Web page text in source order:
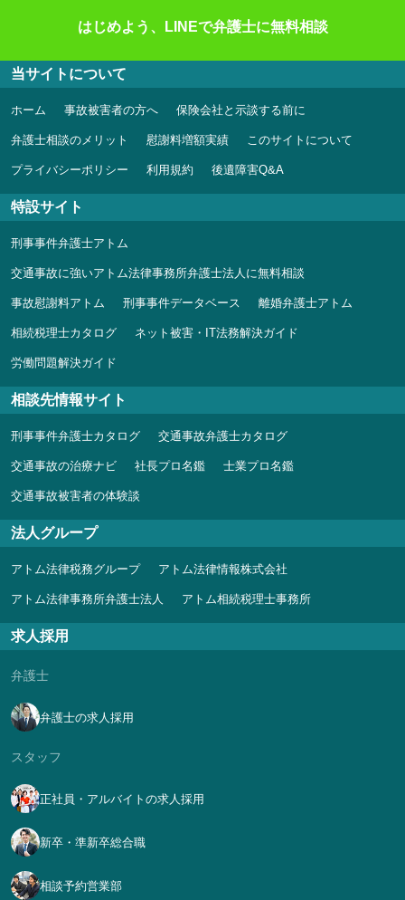
はじめよう、LINEで弁護士に無料相談
当サイトについて
ホーム 事故被害者の方へ 保険会社と示談する前に
弁護士相談のメリット 慰謝料増額実績 このサイトについて
プライバシーポリシー 利用規約 後遺障害Q&A
特設サイト
刑事事件弁護士アトム
交通事故に強いアトム法律事務所弁護士法人に無料相談
事故慰謝料アトム 刑事事件データベース 離婚弁護士アトム
相続税理士カタログ ネット被害・IT法務解決ガイド
労働問題解決ガイド
相談先情報サイト
刑事事件弁護士カタログ 交通事故弁護士カタログ
交通事故の治療ナビ 社長プロ名鑑 士業プロ名鑑
交通事故被害者の体験談
法人グループ
アトム法律税務グループ アトム法律情報株式会社
アトム法律事務所弁護士法人 アトム相続税理士事務所
求人採用
弁護士
弁護士の求人採用
スタッフ
正社員・アルバイトの求人採用
新卒・準新卒総合職
相談予約営業部